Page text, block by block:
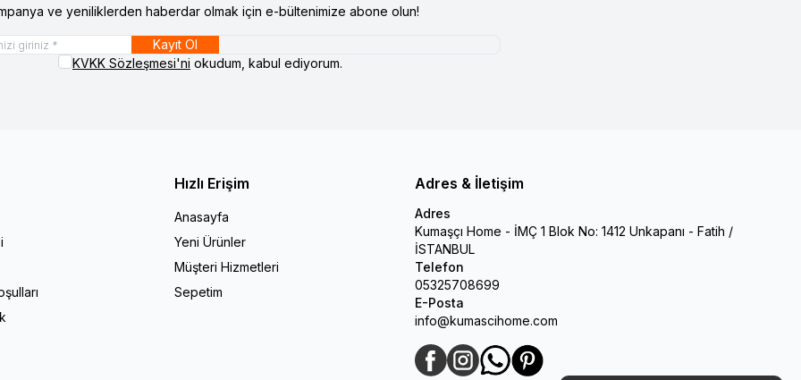
ve yeniliklerden haberdar olmak için e-bültenimize abone olun!
Kayıt Ol
KVKK Sözleşmesi'ni okudum, kabul ediyorum.
Hızlı Erişim
Anasayfa
Yeni Ürünler
Müşteri Hizmetleri
Sepetim
Adres & İletişim
Adres
Kumaşçı Home - İMÇ 1 Blok No: 1412 Unkapanı - Fatih /
İSTANBUL
Telefon
05325708699
E-Posta
info@kumascihome.com
Facebook
InstagramWhatsAppPinterest